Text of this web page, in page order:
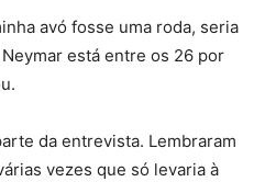
avó fosse uma roda, seria
Neymar está entre os 26 por
da entrevista. Lembraram
vezes que só levaria à